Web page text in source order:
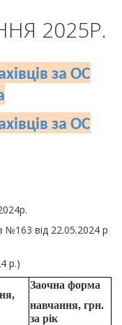
2025Р.
за ОС
за ОС
№163 від 22.05.2024 р
р.)
Заочна форма
навчання, грн.
за рік